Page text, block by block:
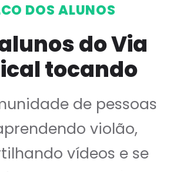
DOS ALUNOS
do Via
tocando
de pessoas
violão,
vídeos e se